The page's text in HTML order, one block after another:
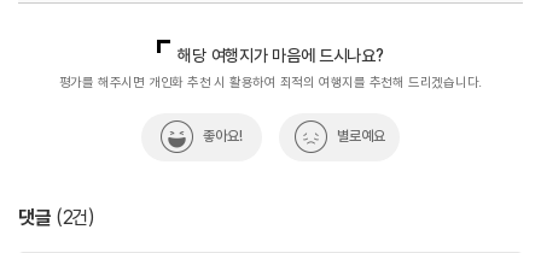
해당 여행지가 마음에 드시나요?
평가를 해주시면 개인화 추천 시 활용하여 최적의 여행지를 추천해 드리겠습니다.
좋아요! 별로예요
댓글 (2건)